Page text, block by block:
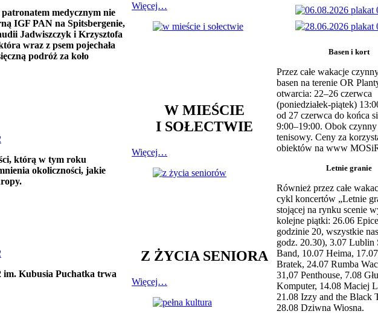
medycznym nie
IGF PAN na Spitsbergenie,
Jadwiszczyk i Krzysztofa
wraz z psem pojechała
podróż za koło
którą w tym roku
okoliczności, jakie
im. Kubusia Puchatka trwa
Więcej…
W MIEŚCIE
I SOŁECTWIE
Więcej…
Z ŻYCIA SENIORA
Więcej…
Basen i kort
Przez całe wakacje
basen na terenie OR
otwarcia: 22–26 czerwca
(poniedziałek-piątek)
od 27 czerwca do końca
9:00–19:00. Obok
tenisowy. Ceny za
obiektów na www
Letnie granie
Również przez całe
cykl koncertów „Letnie
stojącej na rynku scenie
kolejne piątki: 26.06
godzinie 20, wszystkie
godz. 20.30), 3.07 Lublin
Band, 10.07 Heima,
Bratek, 24.07 Rumba
31,07 Penthouse, 7.08
Komputer, 14.08 Maciej
21.08 Izzy and the Black
28.08 Dziwna Wiosna.